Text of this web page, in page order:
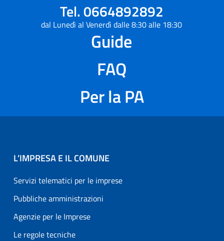
Tel. 0664892892
dal Lunedì al Venerdì dalle 8:30 alle 18:30
Guide
FAQ
Per la PA
L’IMPRESA E IL COMUNE
Servizi telematici per le imprese
Pubbliche amministrazioni
Agenzie per le Imprese
Le regole tecniche